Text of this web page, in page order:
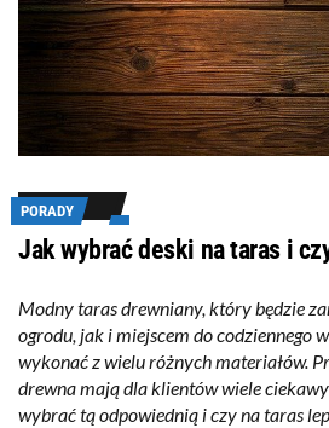
PORADY
Jak wybrać deski na taras i
Modny taras drewniany, który będzie
ogrodu, jak i miejscem do codziennego
wykonać z wielu różnych materiałów.
drewna mają dla klientów wiele
wybrać tą odpowiednią i czy na taras